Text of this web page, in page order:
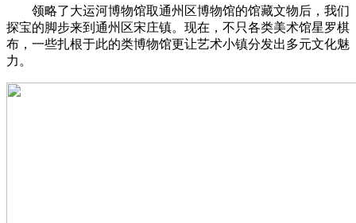
领略了大运河博物馆取通州区博物馆的馆藏文物后，我们
探宝的脚步来到通州区宋庄镇。现在，不只各类美术馆星罗棋
布，一些扎根于此的类博物馆更让艺术小镇分发出多元文化魅
力。